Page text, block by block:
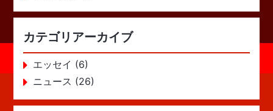
カテゴリアーカイブ
エッセイ (6)
ニュース (26)